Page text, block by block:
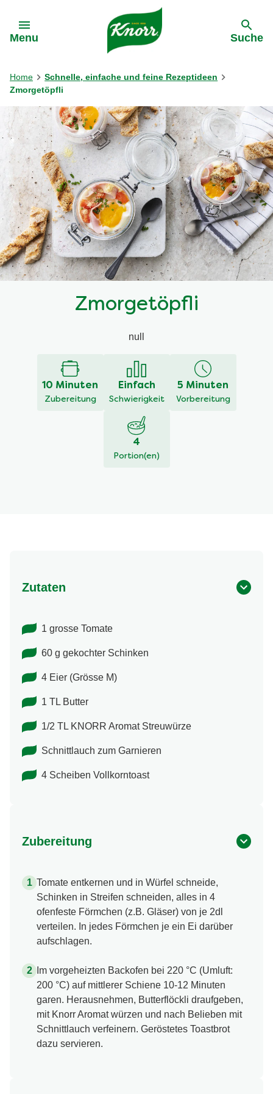
Menu Suche
Home
Schnelle, einfache und feine Rezeptideen
Zmorgetöpfli
Zmorgetöpfli
null
10 Minuten
Zubereitung
Einfach
Schwierigkeit
5 Minuten
Vorbereitung
4
Portion(en)
Zutaten
1 grosse Tomate
60 g gekochter Schinken
4 Eier (Grösse M)
1 TL Butter
1/2 TL KNORR Aromat Streuwürze
Schnittlauch zum Garnieren
4 Scheiben Vollkorntoast
Zubereitung
Tomate entkernen und in Würfel schneide,
Schinken in Streifen schneiden, alles in 4
ofenfeste Förmchen (z.B. Gläser) von je 2dl
verteilen. In jedes Förmchen je ein Ei darüber
aufschlagen.
Im vorgeheizten Backofen bei 220 °C (Umluft:
200 °C) auf mittlerer Schiene 10-12 Minuten
garen. Herausnehmen, Butterflöckli draufgeben,
mit Knorr Aromat würzen und nach Belieben mit
Schnittlauch verfeinern. Geröstetes Toastbrot
dazu servieren.